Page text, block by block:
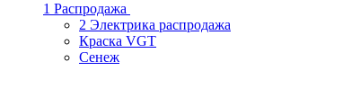
1 Распродажа
2 Электрика распродажа
Краска VGT
Сенеж